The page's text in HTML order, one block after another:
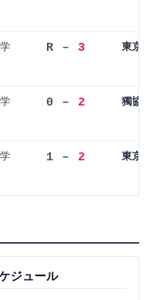
R – 3 東京理
0 – 2 獨協大学
1 – 2 東京科
ジュール